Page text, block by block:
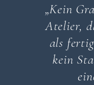
„Kein
Atelier,
als
kein